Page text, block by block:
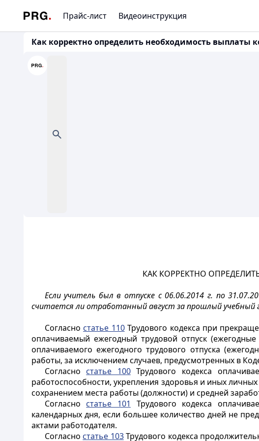
Прайс-лист Видеоинструкция
Как корректно определить необходимость выплаты
КАК КОРРЕКТНО
Если учитель был в отпуске с 06.06.2014 г. по
считается ли отработанный август за прошлый учебный
Согласно статье 110Трудового кодекса при
оплачиваемый ежегодный трудовой отпуск
оплачиваемого ежегодного трудового отпуска
работы, за исключением случаев, предусмотренных в
Согласно статье 100Трудового кодекса
работоспособности, укрепления здоровья и иных
сохранением места работы (должности) и средней
Согласно статье 101
Трудового кодекса
календарных дня, если большее количество дней не
актами работодателя.
Согласно статье 103Трудового кодекса